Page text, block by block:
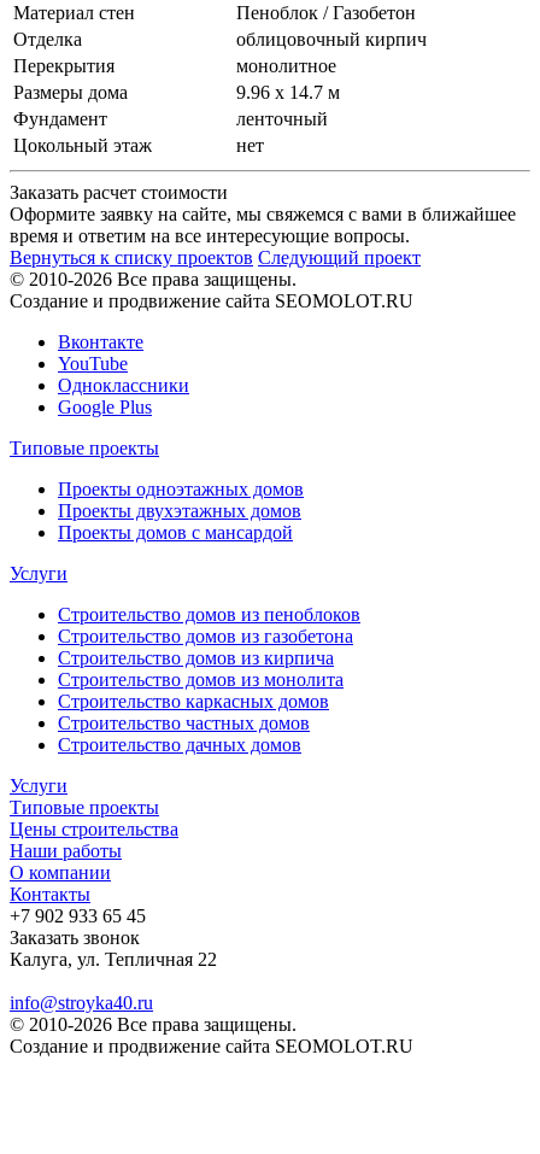
Материал стен
Пеноблок / Газобетон
Отделка
облицовочный кирпич
Перекрытия
монолитное
Размеры дома
9.96 x 14.7 м
Фундамент
ленточный
Цокольный этаж
нет
Заказать расчет стоимости
Оформите заявку на сайте, мы свяжемся с вами в ближайшее
время и ответим на все интересующие вопросы.
Вернуться к списку проектов Следующий проект
© 2010-2026 Все права защищены.
Создание и продвижение сайта SEOMOLOT.RU
Вконтакте
YouTube
Одноклассники
Google Plus
Типовые проекты
Проекты одноэтажных домов
Проекты двухэтажных домов
Проекты домов с мансардой
Услуги
Строительство домов из пеноблоков
Строительство домов из газобетона
Строительство домов из кирпича
Строительство домов из монолита
Строительство каркасных домов
Строительство частных домов
Строительство дачных домов
Услуги
Типовые проекты
Цены строительства
Наши работы
О компании
Контакты
+7 902 933 65 45
Заказать звонок
Калуга, ул. Тепличная 22
info@stroyka40.ru
© 2010-2026 Все права защищены.
Создание и продвижение сайта SEOMOLOT.RU